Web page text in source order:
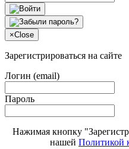
×Close
Зарегистрироваться на сайте
Логин (email)
Пароль
Нажимая кнопку
нашей Политикой